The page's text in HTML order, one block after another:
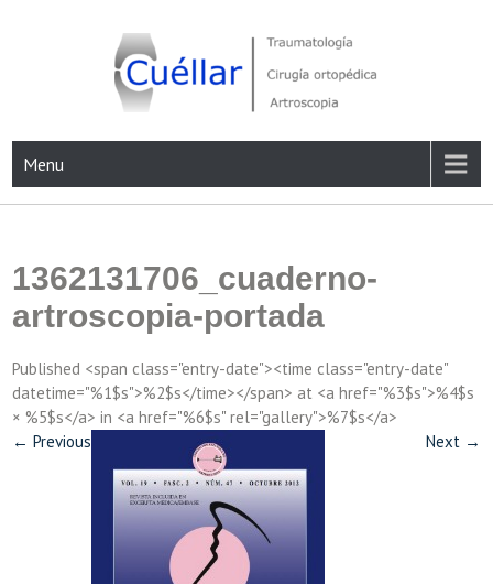
Menu
1362131706_cuaderno-
artroscopia-portada
Published <span class="entry-date"><time class="entry-date"
datetime="%1$s">%2$s</time></span> at <a href="%3$s">%4$s
× %5$s</a> in <a href="%6$s" rel="gallery">%7$s</a>
← Previous Next →